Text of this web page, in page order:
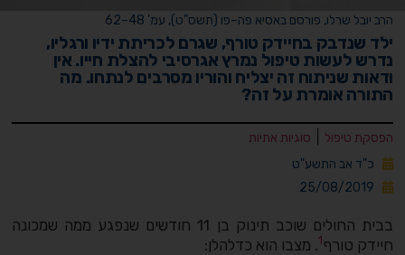
הרב יובל שרלו, פורסם באסיא פה–פו (תשס"ט), עמ' 48–62
ילד שנדבק בחיידק טורף, שגרם לכריתת ידיו ורגליו,
נדרש לעשות טיפול נמרץ אגרסיבי להצלת חייו. אין
ודאות שניתוח זה יצליח והוריו מסרבים לנתחו. מה
התורה אומרת על זה?
הפסקת טיפול
סוגיות אתיות
כ"ד אב התשע"ט
25/08/2019
בבית החולים שוכב תינוק בן 11 חודשים שנפגע ממה שמכונה
חיידק טורף 1. מצבו הוא כדלהלן: